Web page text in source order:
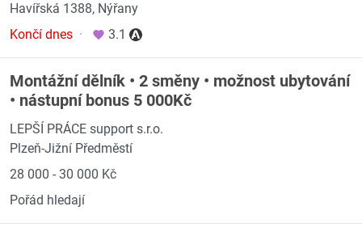
Havířská 1388, Nýřany
Končí dnes · 3.1
Montážní dělník • 2 směny • možnost ubytování
• nástupní bonus 5 000Kč
LEPŠÍ PRÁCE support s.r.o.
Plzeň-Jižní Předměstí
28 000 - 30 000 Kč
Pořád hledají